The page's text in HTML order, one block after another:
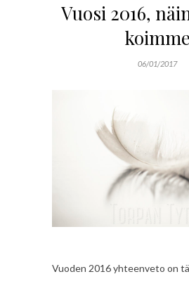
Vuosi 2016,
koimme
06/01/2017
Vuoden 2016 yhteenveto on